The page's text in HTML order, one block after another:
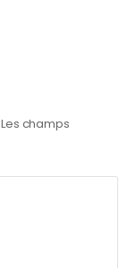
Les champs